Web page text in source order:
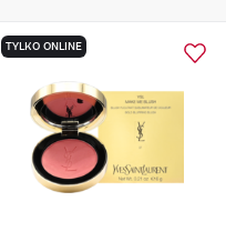
TYLKO ONLINE